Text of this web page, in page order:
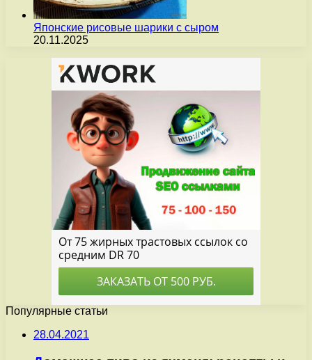
Японские рисовые шарики с сыром
20.11.2025
Популярные статьи
28.04.2021